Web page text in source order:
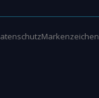
Markenzeichen